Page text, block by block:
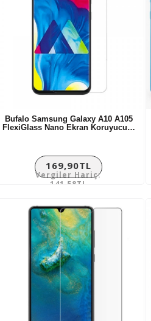
Bufalo Samsung Galaxy A10 A105
FlexiGlass Nano Ekran Koruyucu…
169,90TL
Vergiler Hariç:
141,58TL